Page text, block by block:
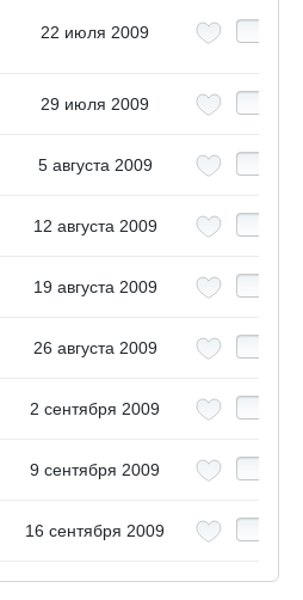
22 июля 2009
29 июля 2009
5 августа 2009
12 августа 2009
19 августа 2009
26 августа 2009
2 сентября 2009
9 сентября 2009
16 сентября 2009